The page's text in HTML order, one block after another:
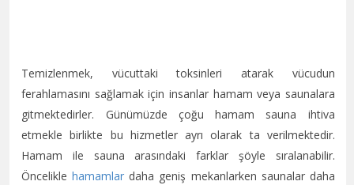
Temizlenmek, vücuttaki toksinleri atarak vücudun
ferahlamasını sağlamak için insanlar hamam veya saunalara
gitmektedirler. Günümüzde çoğu hamam sauna ihtiva
etmekle birlikte bu hizmetler ayrı olarak ta verilmektedir.
Hamam ile sauna arasındaki farklar şöyle sıralanabilir.
Önceliklehamamlar daha geniş mekanlarken saunalar daha